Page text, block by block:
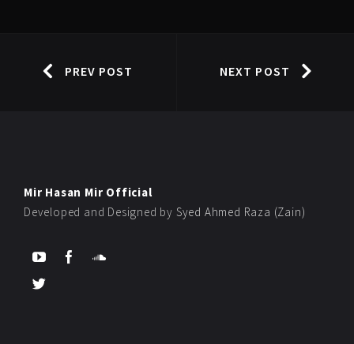
PREV POST NEXT POST
Mir Hasan Mir Official
Developed and Designed by Syed Ahmed Raza (Zain)